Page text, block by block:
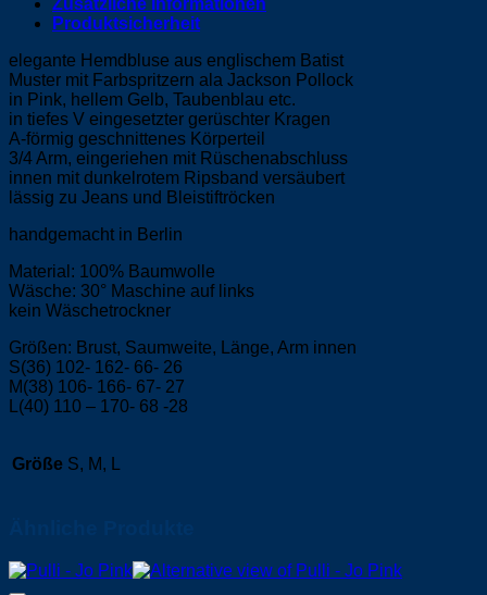
Zusätzliche Informationen
Produktsicherheit
elegante Hemdbluse aus englischem Batist
Muster mit Farbspritzern ala Jackson Pollock
in Pink, hellem Gelb, Taubenblau etc.
in tiefes V eingesetzter gerüschter Kragen
A-förmig geschnittenes Körperteil
3/4 Arm, eingeriehen mit Rüschenabschluss
innen mit dunkelrotem Ripsband versäubert
lässig zu Jeans und Bleistiftröcken
handgemacht in Berlin
Material: 100% Baumwolle
Wäsche: 30° Maschine auf links
kein Wäschetrockner
Größen: Brust, Saumweite, Länge, Arm innen
S(36) 102- 162- 66- 26
M(38) 106- 166- 67- 27
L(40) 110 – 170- 68 -28
Größe S, M, L